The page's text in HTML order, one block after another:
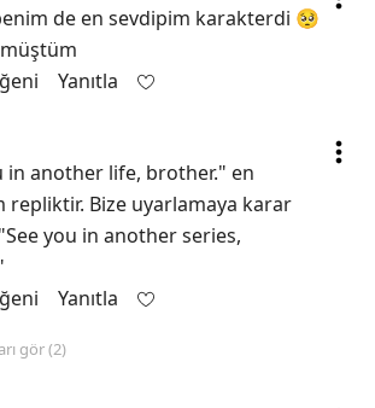
de en sevdipim karakterdi 🥺
Yanıtla
in another life, brother." en
repliktir. Bize uyarlamaya karar
you in another series,
Yanıtla
gör (2)